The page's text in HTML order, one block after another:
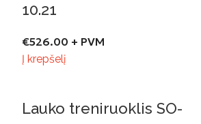
10.21
€526.00 + PVM
Į krepšelį
Lauko treniruoklis SO-